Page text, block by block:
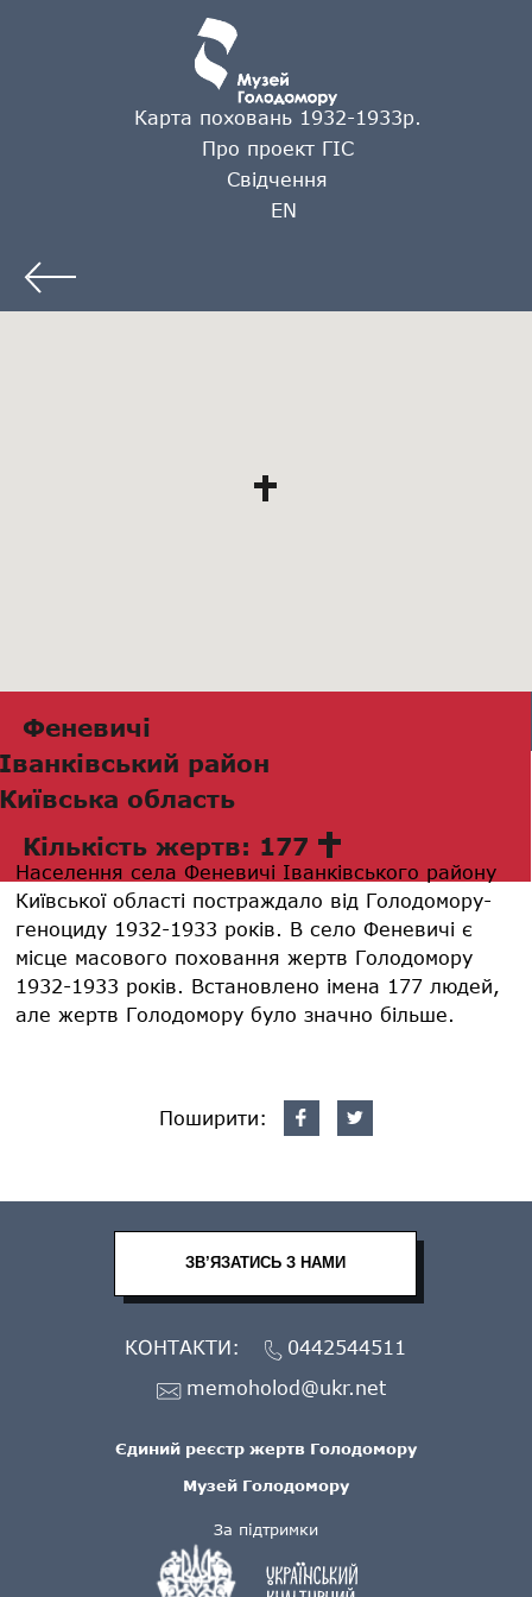
Карта поховань 1932-1933р.
Про проект ГІС
Свідчення
EN
Феневичі
Іванківський район
Київська область
Кількість жертв: 177
Населення села Феневичі Іванківського району
Київської області постраждало від Голодомору-
геноциду 1932-1933 років. В село Феневичі є
місце масового поховання жертв Голодомору
1932-1933 років. Встановлено імена 177 людей,
але жертв Голодомору було значно більше.
Поширити:
За підтримки
Єдиний реєстр жертв Голодомору
Музей Голодомору
ЗВ’ЯЗАТИСЬ З НАМИ
КОНТАКТИ:
0442544511
memoholod@ukr.net